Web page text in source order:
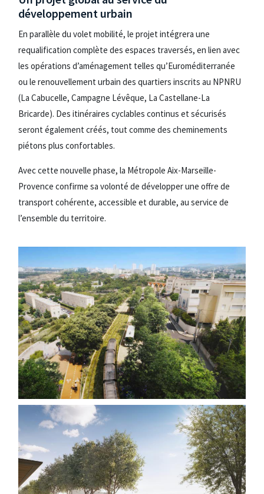
développement urbain
En parallèle du volet mobilité, le projet intégrera une
requalification complète des espaces traversés, en lien avec
les opérations d’aménagement telles qu’Euroméditerranée
ou le renouvellement urbain des quartiers inscrits au NPNRU
(La Cabucelle, Campagne Lévêque, La Castellane-La
Bricarde). Des itinéraires cyclables continus et sécurisés
seront également créés, tout comme des cheminements
piétons plus confortables.
Avec cette nouvelle phase, la Métropole Aix-Marseille-
Provence confirme sa volonté de développer une offre de
transport cohérente, accessible et durable, au service de
l’ensemble du territoire.